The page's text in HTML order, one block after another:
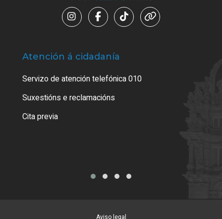
Atención á cidadanía
Servizo de atención telefónica 010
Suxestións e reclamacións
Cita previa
Aviso legal